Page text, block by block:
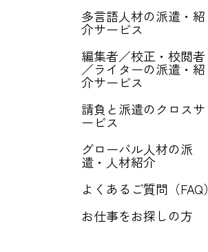
多言語人材の派遣・紹
介サービス
編集者／校正・校閲者
／ライターの派遣・紹
介サービス
請負と派遣のクロスサ
ービス
グローバル人材の派
遣・人材紹介
よくあるご質問（FAQ）
お仕事をお探しの方